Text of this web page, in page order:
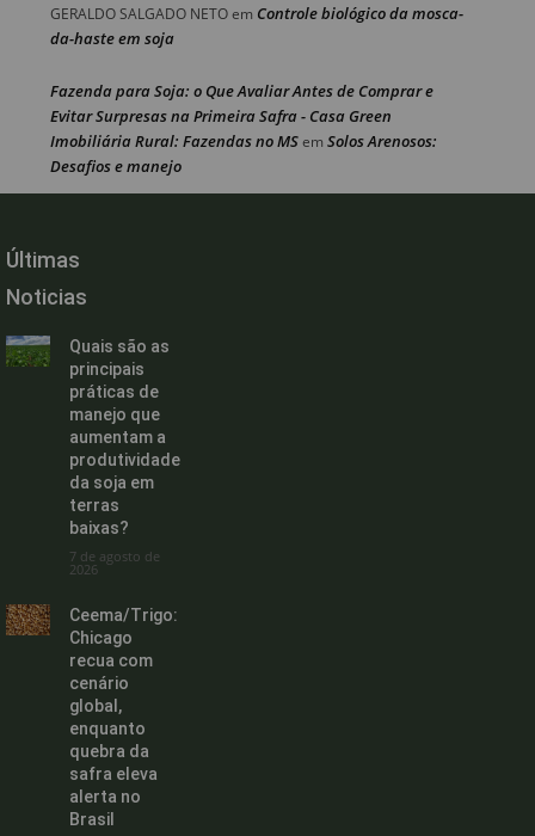
GERALDO SALGADO NETOem Controle biológico da mosca-
da-haste em soja
Fazenda para Soja: o Que Avaliar Antes de Comprar e
Evitar Surpresas na Primeira Safra - Casa Green
Imobiliária Rural: Fazendas no MSem Solos Arenosos:
Desafios e manejo
Últimas
Noticias
Quais são as
principais
práticas de
manejo que
aumentam a
produtividade
da soja em
terras
baixas?
7 de agosto de
2026
Ceema/Trigo:
Chicago
recua com
cenário
global,
enquanto
quebra da
safra eleva
alerta no
Brasil